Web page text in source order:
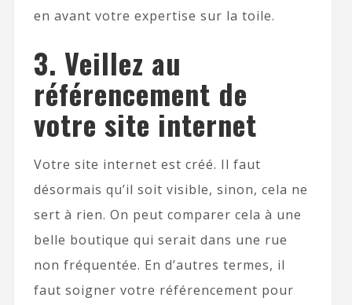
en avant votre expertise sur la toile.
3. Veillez au
référencement de
votre site internet
Votre site internet est créé. Il faut
désormais qu’il soit visible, sinon, cela ne
sert à rien. On peut comparer cela à une
belle boutique qui serait dans une rue
non fréquentée. En d’autres termes, il
faut soigner votre référencement pour